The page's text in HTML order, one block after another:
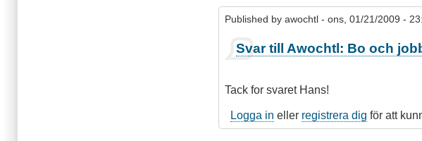
Published byawochtl - ons, 01/21/2009 -
Som
svar
Svar
Awochtl:
Bo
Svar till Awochtl: Bo och
Tack for svaret Hans!
Logga in eller registrera dig för att